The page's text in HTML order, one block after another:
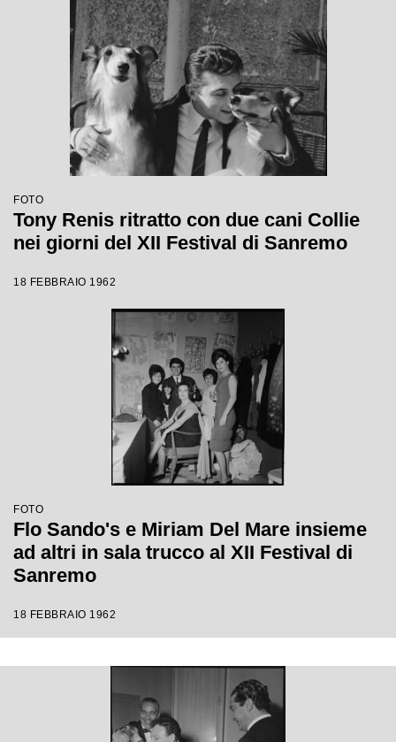
FOTO
Tony Renis ritratto con due cani Collie
nei giorni del XII Festival di Sanremo
18 FEBBRAIO 1962
FOTO
Flo Sando's e Miriam Del Mare insieme
ad altri in sala trucco al XII Festival di
Sanremo
18 FEBBRAIO 1962